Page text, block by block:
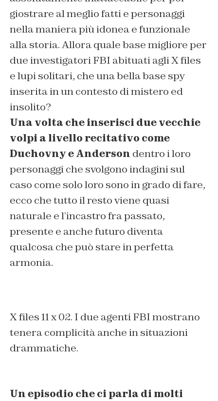
giostrare al meglio fatti e personaggi
nella maniera più idonea e funzionale
alla storia. Allora quale base migliore per
due investigatori FBI abituati agli X files
e lupi solitari, che una bella base spy
inserita in un contesto di mistero ed
insolito?
Una volta che inserisci due vecchie
volpi a livello recitativo come
Duchovny e Anderson dentro i loro
personaggi che svolgono indagini sul
caso come solo loro sono in grado di fare,
ecco che tutto il resto viene quasi
naturale e l’incastro fra passato,
presente e anche futuro diventa
qualcosa che può stare in perfetta
armonia.
X files 11 x 02. I due agenti FBI mostrano
tenera complicità anche in situazioni
drammatiche.
Un episodio che ci parla di molti